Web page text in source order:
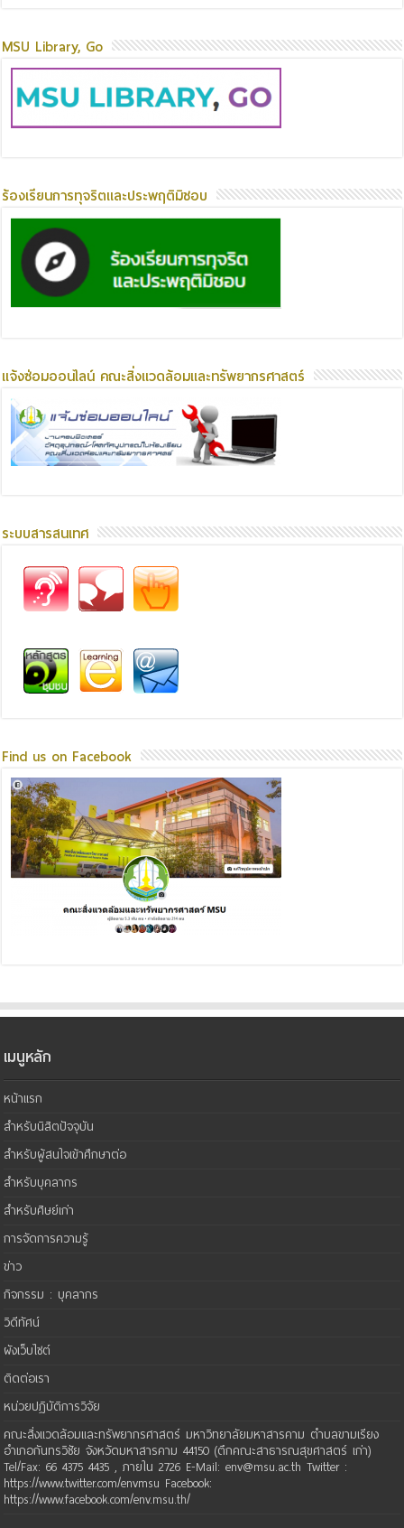
MSU Library, Go
ร้องเรียนการทุจริตและประพฤติมิชอบ
แจ้งซ่อมออนไลน์ คณะสิ่งแวดล้อมและทรัพยากรศาสตร์
ระบบสารสนเทศ
Find us on Facebook
เมนูหลัก
หน้าแรก
สำหรับนิสิตปัจจุบัน
สำหรับผู้สนใจเข้าศึกษาต่อ
สำหรับบุคลากร
สำหรับศิษย์เก่า
การจัดการความรู้
ข่าว
กิจกรรม : บุคลากร
วิดีทัศน์
ผังเว็บไซต์
ติดต่อเรา
หน่วยปฏิบัติการวิจัย
คณะสิ่งแวดล้อมและทรัพยากรศาสตร์ มหาวิทยาลัยมหาสารคาม ตำบลขามเรียง
อำเภอกันทรวิชัย จังหวัดมหาสารคาม 44150 (ตึกคณะสาธารณสุขศาสตร์ เก่า)
Tel/Fax: 66 4375 4435 , ภายใน 2726 E-Mail: env@msu.ac.th Twitter :
https://www.twitter.com/envmsu Facebook:
https://www.facebook.com/env.msu.th/